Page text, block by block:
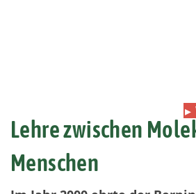
▸
Lehre zwischen
Menschen